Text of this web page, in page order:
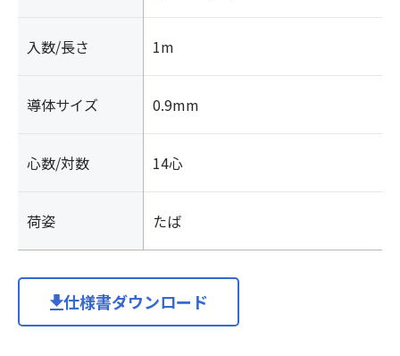
入数/長さ 1m
導体サイズ 0.9mm
心数/対数 14心
荷姿 たば
仕様書ダウンロード